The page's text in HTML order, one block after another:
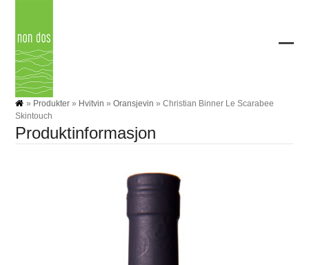
content
» Produkter » Hvitvin »Oransjevin »Christian Binner Le Scarabee
Skintouch
Produktinformasjon